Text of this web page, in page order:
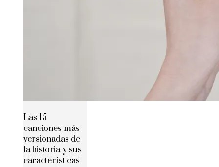
Las 15
canciones más
versionadas de
la historia y sus
características